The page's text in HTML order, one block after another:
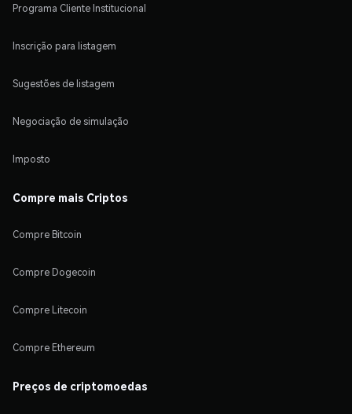
Programa Cliente Institucional
Inscrição para listagem
Sugestões de listagem
Negociação de simulação
Imposto
Compre mais Criptos
Compre Bitcoin
Compre Dogecoin
Compre Litecoin
Compre Ethereum
Preços de criptomoedas